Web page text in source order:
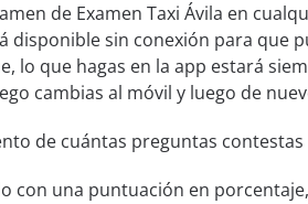
de Examen Taxi Ávila en
disponible sin conexión para que
lo que hagas en la app estará
cambias al móvil y luego de
de cuántas preguntas
con una puntuación en